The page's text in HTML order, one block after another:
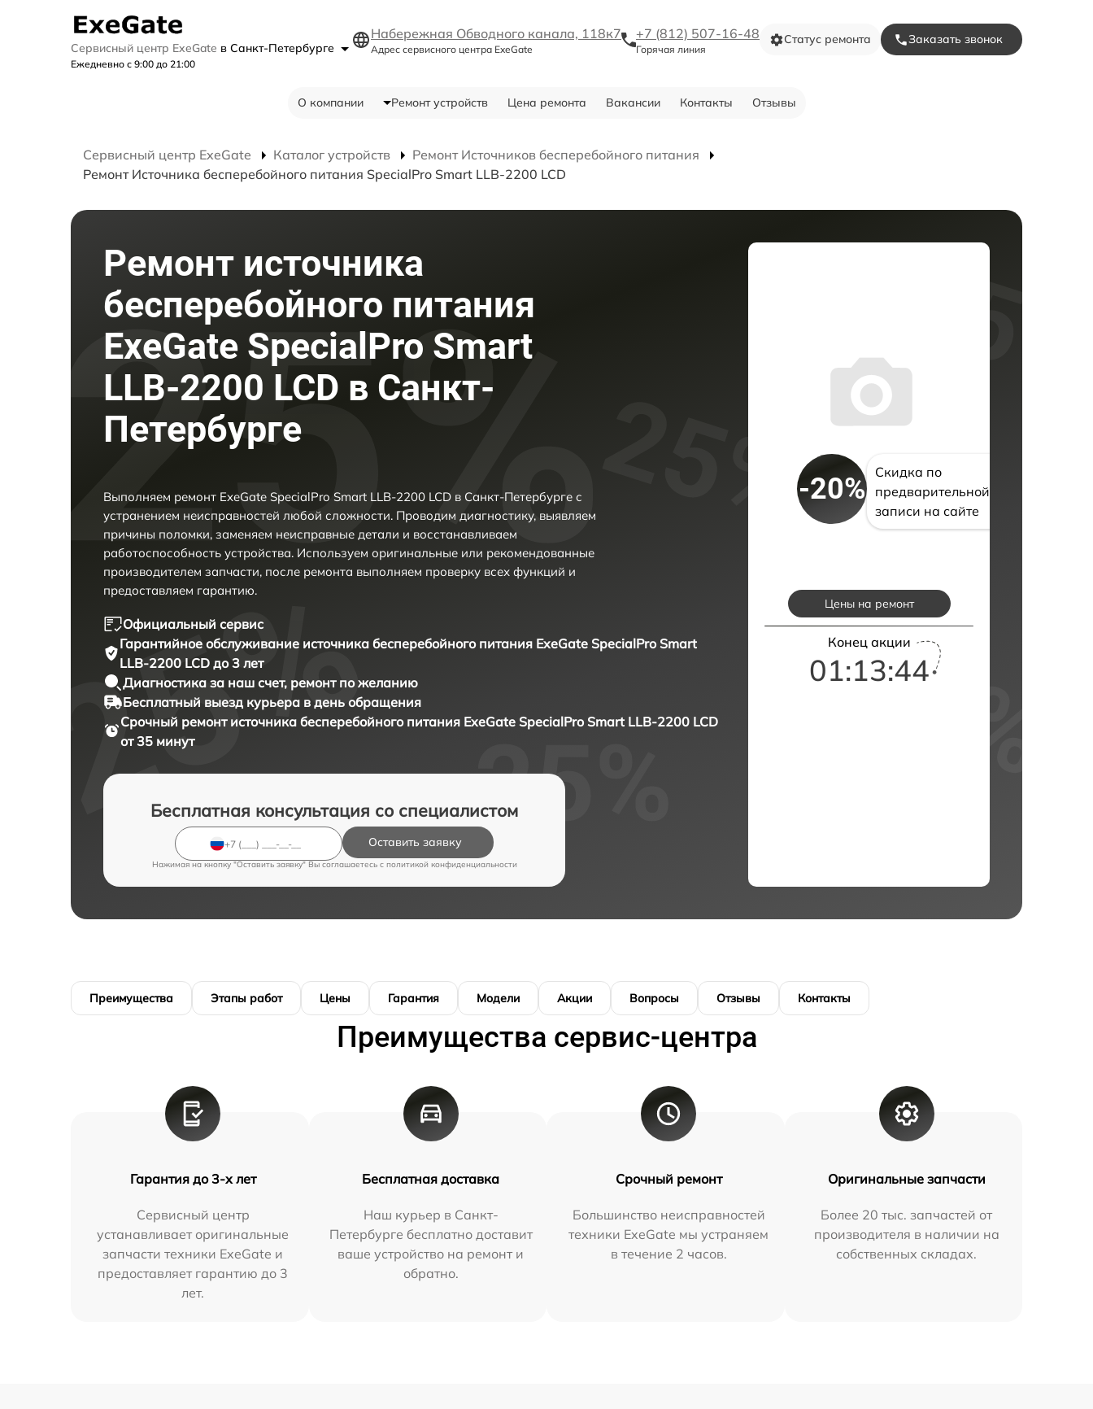
Сервисный центр ExeGate в Санкт-Петербурге
Ежедневно с 9:00 до 21:00
Набережная Обводного канала, 118к7
Адрес сервисного центра ExeGate
+7 (812) 507-16-48
Горячая линия
Статус ремонта Заказать звонок
О компании Ремонт устройств Цена ремонта Вакансии Контакты Отзывы
Сервисный центр ExeGate Каталог устройств
Ремонт Источников бесперебойного питания
Ремонт Источника бесперебойного питания SpecialPro Smart LLB-2200 LCD
Ремонт источника
бесперебойного питания
ExeGate SpecialPro Smart
LLB-2200 LCD в Санкт-
Петербурге
Выполняем ремонт ExeGate SpecialPro Smart LLB-2200 LCD в Санкт-Петербурге с
устранением неисправностей любой сложности. Проводим диагностику, выявляем
причины поломки, заменяем неисправные детали и восстанавливаем
работоспособность устройства. Используем оригинальные или рекомендованные
производителем запчасти, после ремонта выполняем проверку всех функций и
предоставляем гарантию.
Официальный сервис
Гарантийное обслуживание источника бесперебойного питания ExeGate SpecialPro Smart
LLB-2200 LCD до 3 лет
Диагностика за наш счет, ремонт по желанию
Бесплатный выезд курьера в день обращения
Срочный ремонт источника бесперебойного питания ExeGate SpecialPro Smart LLB-2200 LCD
от 35 минут
Бесплатная консультация со специалистом
Оставить заявку
Нажимая на кнопку "Оставить заявку" Вы соглашаетесь c политикой конфиденциальности
-20%
Скидка по
предварительной
записи на сайте
Цены на ремонт
Конец акции
01:13:42
Преимущества Этапы работ Цены Гарантия Модели Акции Вопросы Отзывы Контакты
Преимущества сервис-центра
Гарантия до 3-х лет
Сервисный центр
устанавливает оригинальные
запчасти техники ExeGate и
предоставляет гарантию до 3
лет.
Бесплатная доставка
Наш курьер в Санкт-
Петербурге бесплатно доставит
ваше устройство на ремонт и
обратно.
Срочный ремонт
Большинство неисправностей
техники ExeGate мы устраняем
в течение 2 часов.
Оригинальные запчасти
Более 20 тыс. запчастей от
производителя в наличии на
собственных складах.